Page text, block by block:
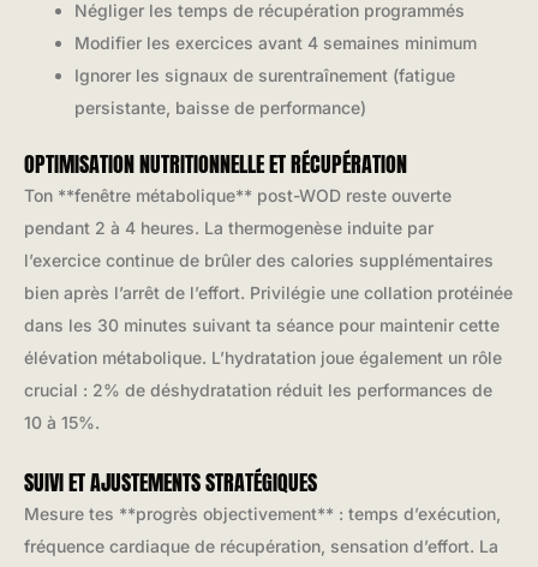
Négliger les temps de récupération programmés
Modifier les exercices avant 4 semaines minimum
Ignorer les signaux de surentraînement (fatigue
persistante, baisse de performance)
OPTIMISATION NUTRITIONNELLE ET RÉCUPÉRATION
Ton **fenêtre métabolique** post-WOD reste ouverte
pendant 2 à 4 heures. La thermogenèse induite par
l’exercice continue de brûler des calories supplémentaires
bien après l’arrêt de l’effort. Privilégie une collation protéinée
dans les 30 minutes suivant ta séance pour maintenir cette
élévation métabolique. L’hydratation joue également un rôle
crucial : 2% de déshydratation réduit les performances de
10 à 15%.
SUIVI ET AJUSTEMENTS STRATÉGIQUES
Mesure tes **progrès objectivement** : temps d’exécution,
fréquence cardiaque de récupération, sensation d’effort. La